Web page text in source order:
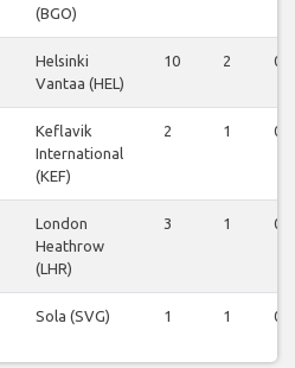
(BGO)
Helsinki
Vantaa (HEL)
10 2 0
Keflavik
International
(KEF)
2 1 0
London
Heathrow
(LHR)
3 1 0
Sola (SVG) 1 1 0